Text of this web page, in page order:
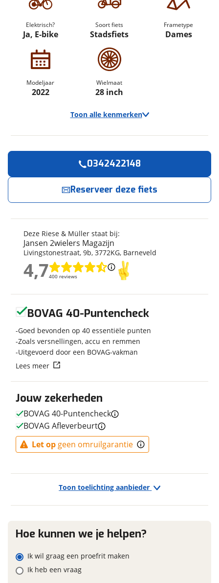
Elektrisch?
Ja, E-bike
Soort fiets
Stadsfiets
Frametype
Dames
Modeljaar
2022
Wielmaat
28 inch
Toon alle kenmerken
Riese & Müller
Model
Nevo 3 Vario
Soort fiets
Stadsfiets
Frametype
Dames
Framehoogte
51 cm
Wielmaat
28 inch
Techniek
Transmissie
Naaf
Kleur
Fabriekskleur
Lunar Grey Metallic
Type remsysteem voor
Type primair remsysteem
achter
Schijfrem
Merk primair remsysteem
achter
MAGURA
Financieel
Toon toelichting aanbieder
Deze Riese & Müller staat bij:
Jansen 2wielers Magazijn
Livingstonestraat, 9b, 3772KG, Barneveld
4,7400 reviews
4,7
0342422148
Reserveer deze fiets
nu!
Jansen 2wielers Magazijn neemt snel contact
Naam
viaBOVAG.nl verwerkt je persoonsgegevens om je aanvraag zo
goed mogelijk bij de aanbieder te brengen. Lees hier meer
over in onzeprivacyverklaring
Jouw zekerheden
BOVAG 40-Puntencheck
BOVAG Afleverbeurt
Let op geen omruilgarantie
BOVAG 40-Puntencheck
Goed bevonden op 40 essentiële punten
Zoals versnellingen, accu en remmen
Uitgevoerd door een BOVAG-vakman
Lees meer
Hoe kunnen we je helpen?
Ik wil graag een proefrit maken
Ik heb een vraag